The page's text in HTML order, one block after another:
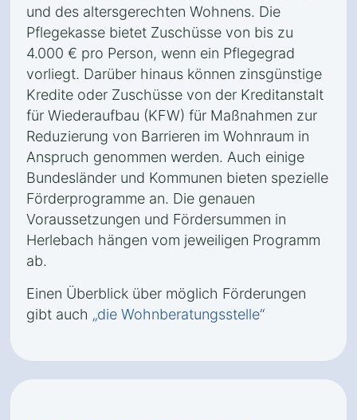
und des altersgerechten Wohnens. Die
Pflegekasse bietet Zuschüsse von bis zu
4.000 € pro Person, wenn ein Pflegegrad
vorliegt. Darüber hinaus können zinsgünstige
Kredite oder Zuschüsse von der Kreditanstalt
für Wiederaufbau (KFW) für Maßnahmen zur
Reduzierung von Barrieren im Wohnraum in
Anspruch genommen werden. Auch einige
Bundesländer und Kommunen bieten spezielle
Förderprogramme an. Die genauen
Voraussetzungen und Fördersummen in
Herlebach hängen vom jeweiligen Programm
ab.
Einen Überblick über möglich Förderungen
gibt auch „die Wohnberatungsstelle“